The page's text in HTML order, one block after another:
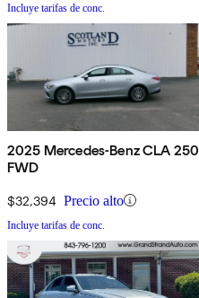
Incluye tarifas de conc.
2025 Mercedes-Benz CLA 250
FWD
$32,394 Precio alto
Incluye tarifas de conc.